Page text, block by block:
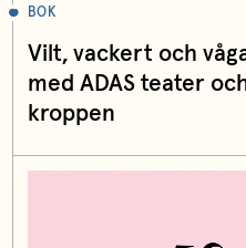
BOK
Vilt, vackert och
med ADAS teater
kroppen